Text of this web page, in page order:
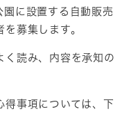
園に設置する自動販売
募集します。
読み、内容を承知の
事項については、下